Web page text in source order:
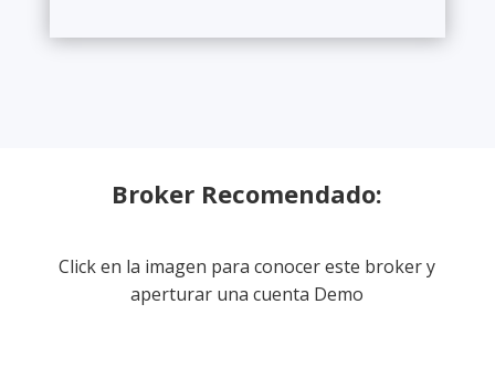
Broker Recomendado:
Click en la imagen para conocer este broker y
aperturar una cuenta Demo